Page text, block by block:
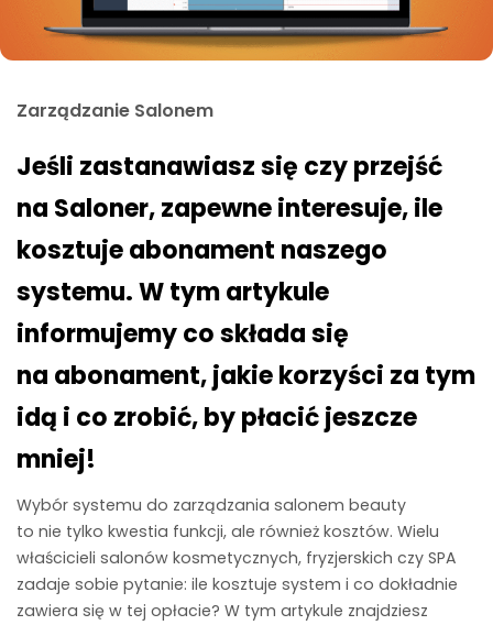
Zarządzanie Salonem
Jeśli zastanawiasz się czy przejść
na Saloner, zapewne interesuje, ile
kosztuje abonament naszego
systemu. W tym artykule
informujemy co składa się
na abonament, jakie korzyści za tym
idą i co zrobić, by płacić jeszcze
mniej!
Wybór systemu do zarządzania salonem beauty
to nie tylko kwestia funkcji, ale również kosztów. Wielu
właścicieli salonów kosmetycznych, fryzjerskich czy SPA
zadaje sobie pytanie: ile kosztuje system i co dokładnie
zawiera się w tej opłacie? W tym artykule znajdziesz